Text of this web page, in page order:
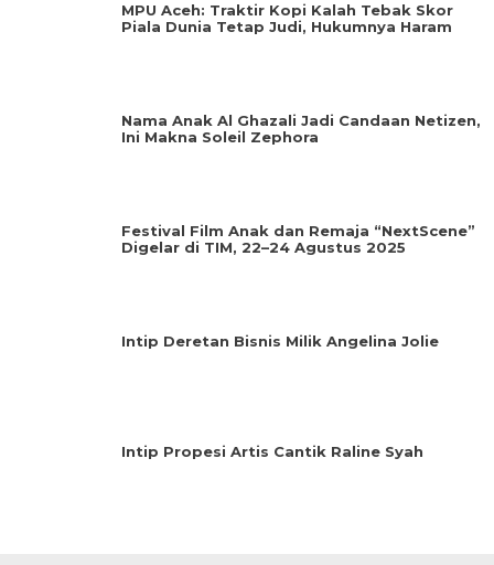
MPU Aceh: Traktir Kopi Kalah Tebak Skor
Piala Dunia Tetap Judi, Hukumnya Haram
Nama Anak Al Ghazali Jadi Candaan Netizen,
Ini Makna Soleil Zephora
Festival Film Anak dan Remaja “NextScene”
Digelar di TIM, 22–24 Agustus 2025
Intip Deretan Bisnis Milik Angelina Jolie
Intip Propesi Artis Cantik Raline Syah